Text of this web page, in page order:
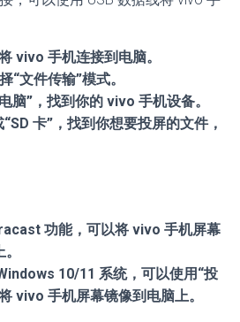
vivo 手机连接到电脑。
“文件传输”模式。
脑”，找到你的 vivo 手机设备。
卡”，找到你想要投屏的文件，
功能，可以将 vivo 手机屏幕
10/11 系统，可以使用“投
vivo 手机屏幕镜像到电脑上。